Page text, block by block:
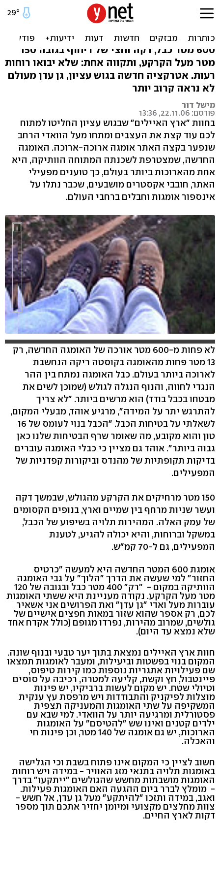
האומגה הארוכה בארץ: רק לא
ליפול לוואדי גן עדן
600 מטר כבל, דקה וחצי של ריחוף בגובה 150
מטר מעל הקרקע, ותקווה אחת: שלא יבואו רוחות
רעות. אטרקציה חדשה בגוש עציון, גן עדן מעולם
לא נראה קרוב יותר
מישל דור
פורסם: 22.11.06, 13:36
בחוות "ארץ האיילים" שבגוש עציון החליטו למתוח
לכם עוד קצת את העצבים ומתחו מעל הוואדי הרחב
שנפער בקצה האתר אומגה ארוכה-ארוכה. האומגה
החדשה, שמצטרפת לשכנתה המתוחה הוותיקה, היא
אחת מהארוכות ביותר בעולם, כך טוענים מפעילי
האתר, חובבי אקסטרים מושבעים, שכבר נתלו על
אינספור אומגות וחבלים ברחבי העולם.
hlsjs-lite: Network error
לא פחות מ-600 מטר אורכה של האומגה החדשה, רק
13 מטר פחות מהאומגה בקוסטה ריקה הנחשבת
לארוכה ביותר בעולם. כבל האומגה נמתח בין ההר
הנגדי לחווה, והנוף הנגלה לגולש (שמוכן לשים את
מבטחו בכבל בודד) הוא מרשים ביותר. "לא צריך
להתרגש יתר על המידה", מרגיע אוהד, מבעלי המקום,
לשאלתי על בטיחות הכבל. "הכבל בנוי לעומס של 16
טון והוא מקובע, מה שאומר שרף הבטיחות שלנו כאן
גבוה ביותר". אוהד גם מציין כי כבלי האומגה עוברים
בדיקות תקופתיות של מהנדס וביקורות קפדניות של
המפעילים.
150 מטר מרחיקים את הקרקע מהגולש, שבמשך דקה
ועשר שניות מרחף בין שמיים וארץ, בנופים הקסומים
של עמק האלה. המהירות תלויה בשיפוע של הכבל,
במשקל וברוחות, והיא יכולה להגיע, לטענת
המפעילים, גם ל-70 קמ"ש.
אומגת 600 המטר החדשה היא למעשה "כרטיס
החזור" למי שעשה את הדרך "הלוך" על גבי האומגה
הוותיקה במקום - "רק" 400 מטר כבל ובגובה של 120
מטר מעל הקרקע. נקודה מעניינת היא ששתי האומגות
עוברות מעל ואדי "גן עדן" ואת הפרושים אני אשאיר
לכם, רק אספר שהוא שזור במאות חפצים אישיים של
גולשים, שמרוב מהירות, נפרדו מגופם (כולל אקדח אחד
שלא נמצא עד היום).
חוות ארץ האיילים נמצאת בתוך יער טבעי ובנוף שונה.
המקום בנוי בפשטות וביעילות, ומעבר לאומגות תמצאו
שם פעילויות אתגריות נוספות כמו קירות טיפוס,
פיינטבול, חץ וקשת, קליעה למטרה, רכיבה על סוסים
וטיולי שטח. יש מקום לעשות ברביקיו, יש פינות
מוצלות לפיקניק והתבודדות ויש מרפסת עץ ענקית
המשקיפה על שתי האומגות והמעניקה תצפית
פסטורלית ומרגיעה יותר על הוואדי. למי שבא עם
ילדים קטנים ואינו שש "להטיסם" על האומגות
הארוכות, יש גם אומגה של 140 מטר, וכן פינות חי
והאכלה.
חשוב לציין כי המקום אינו פתוח בשבת וכי הגלישה
באומגות תלויה בתנאי מזג האוויר - במידה ויש רוחות
האומגות מושבתות מחשש שהגולשים "ייתקעו" בדרך
- מומלץ לברר ביום ההגעה האם האומגות פעילות.
ואגב, במידה ותזכו "להיתקע" מעל גן עדן, אל חשש -
צוות מחלצים מקצועי ומיומן יחזיר אתכם תוך מספר
דקות לארץ החיים.